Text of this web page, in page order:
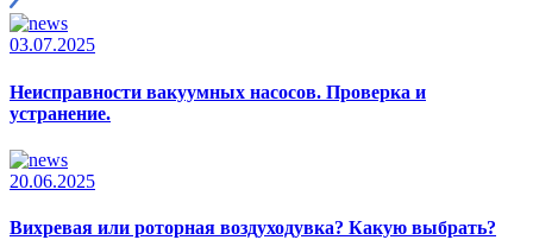
03.07.2025
Неисправности вакуумных насосов. Проверка и
устранение.
20.06.2025
Вихревая или роторная воздуходувка? Какую выбрать?